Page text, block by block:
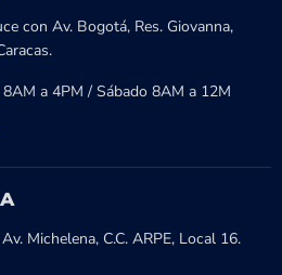
con Av. Bogotá, Res. Giovanna,
a 4PM / Sábado 8AM a 12M
Michelena, C.C. ARPE, Local 16.